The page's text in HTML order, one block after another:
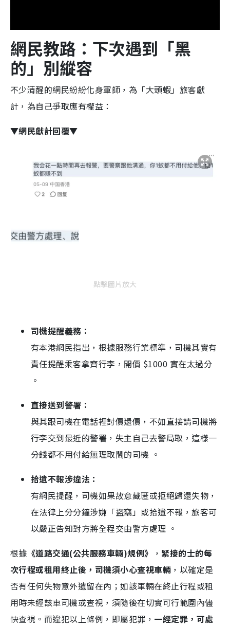
網民教路：下次遇到「黑
的」別縱容
不少清醒的網民紛紛化身軍師，為「大頭蝦」旅客獻
計，為自己爭取應有權益：
▼網民獻計回覆▼
點擊圖片放大
司機提醒義務：
有本港網民指出，根據服務行業標準，司機其實有
責任提醒乘客拿齊行李，開價 $1000 實在太過分
。
直接送到警署：
與其跟司機在電話裡討價還價，不如直接請司機將
行李交到最近的警署，失主自己去警局取，這樣一
分錢都不用付給無理取鬧的司機 。
拾遺不報涉違法：
有網民提醒，司機如果故意藏匿或拒絕歸還失物，
在法律上分分鐘涉嫌「盜竊」或拾遺不報，旅客可
以嚴正告知對方將全程交由警方處理 。
根據 《道路交通(公共服務車輛)規例》 ， 緊接的士的每
次行程或租用終止後， 司機須小心查視車輛 ，以確定是
否有任何失物意外遺留在內；如該車輛在終止行程或租
用時未經該車司機或查視，須隨後在切實可行範圍內儘
快查視。 而違犯以上條例，即屬犯罪， 一經定罪，可處